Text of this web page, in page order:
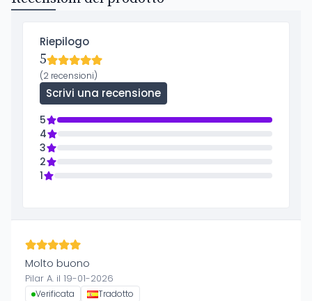
Riepilogo
5
(2 recensioni)
Scrivi una recensione
5
4
3
2
1
Molto buono
Pilar A. il 19-01-2026
Verificata Tradotto